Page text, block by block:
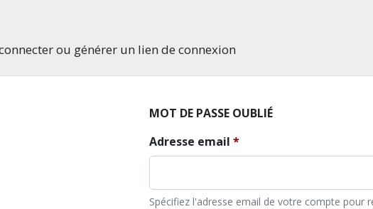
ou générer un lien de connexion
MOT DE PASSE OUBLIÉ
Adresse email
Spécifiez l'adresse email de votre compte pour